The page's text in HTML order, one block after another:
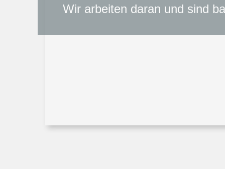
Wir arbeiten daran und sind